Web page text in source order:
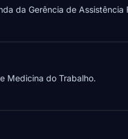
da Gerência de Assistência
Medicina do Trabalho.